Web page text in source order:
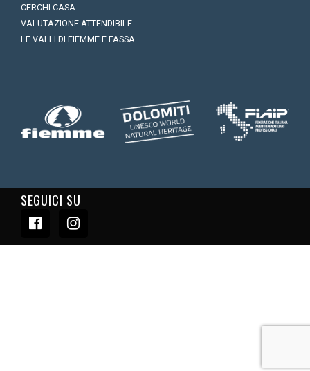
CERCHI CASA
VALUTAZIONE ATTENDIBILE
LE VALLI DI FIEMME E FASSA
SEGUICI SU